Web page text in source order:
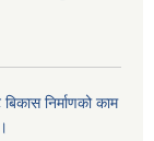
निर्माणको काम